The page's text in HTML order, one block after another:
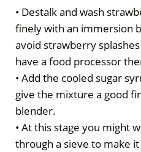
• Destalk and wash
finely with an immersion
avoid strawberry
have a food processor
• Add the cooled sugar
give the mixture a good
blender.
• At this stage you might
through a sieve to make